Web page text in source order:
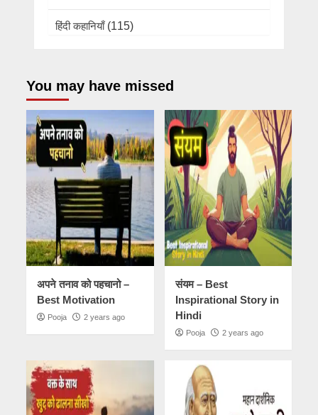
हिंदी कहानियाँ(115)
You may have missed
अपने तनाव को पहचानो –
Best Motivation
Pooja 2 years ago
संयम – Best
Inspirational Story in
Hindi
Pooja 2 years ago